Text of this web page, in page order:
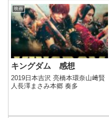
映画
キングダム 感想
2019日本吉沢 亮橋本環奈山﨑賢
人長澤まさみ本郷 奏多